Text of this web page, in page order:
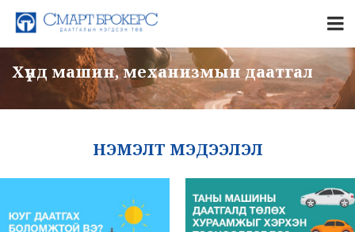
Хүнд машин, механизмын даатгал
НЭМЭЛТ МЭДЭЭЛЭЛ